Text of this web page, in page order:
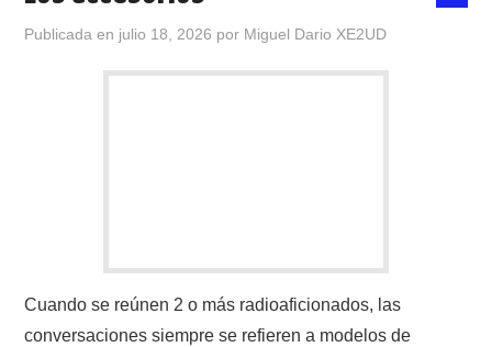
Publicada en julio 18, 2026 por Miguel Dario XE2UD
Cuando se reúnen 2 o más radioaficionados, las
conversaciones siempre se refieren a modelos de